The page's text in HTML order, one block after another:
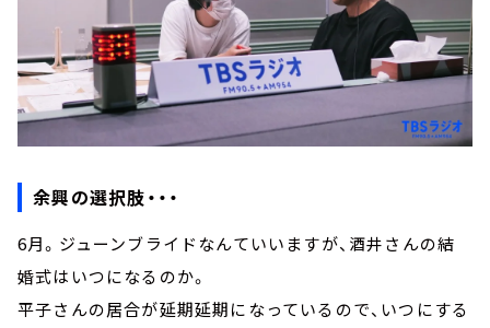
余興の選択肢・・・
6月。ジューンブライドなんていいますが、酒井さんの結
婚式はいつになるのか。
平子さんの居合が延期延期になっているので、いつにする